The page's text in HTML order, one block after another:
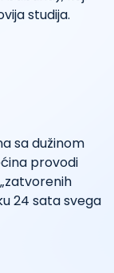
studija.
sa dužinom
provodi
24 sata svega